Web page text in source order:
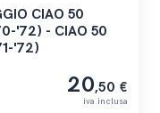
CIAO 50
'72) - CIAO 50
'72)
20,50 €
iva inclusa